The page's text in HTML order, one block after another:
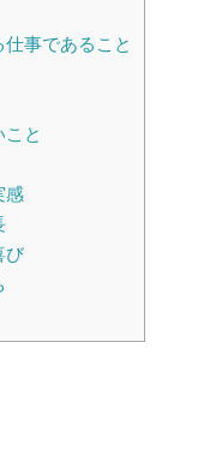
事であること
と
感
び